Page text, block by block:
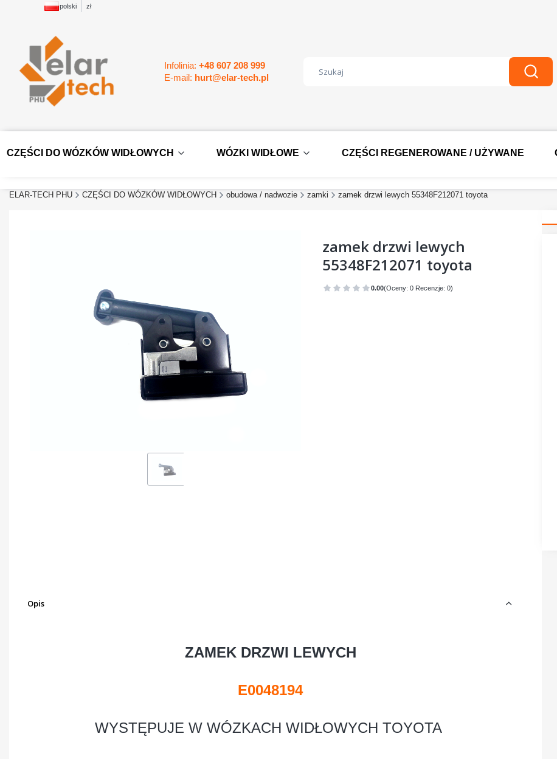
polski zł
Infolinia: +48 607 208 999
E-mail: hurt@elar-tech.pl Wyczyść Szukaj
CZĘŚCI DO WÓZKÓW WIDŁOWYCH WÓZKI WIDŁOWE CZĘŚCI REGENEROWANE / UŻYWANE
ELAR-TECH PHU CZĘŚCI DO WÓZKÓW WIDŁOWYCH obudowa / nadwozie zamki zamek drzwi lewych 55348F212071 toyota
zamek drzwi lewych
55348F212071 toyota
0.00(Oceny: 0 Recenzje: 0)
Przejdź do sekcji Opinie
Opis
ZAMEK DRZWI LEWYCH
E0048194
WYSTĘPUJE W WÓZKACH WIDŁOWYCH TOYOTA